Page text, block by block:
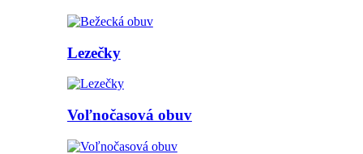
Lezečky
Voľnočasová obuv